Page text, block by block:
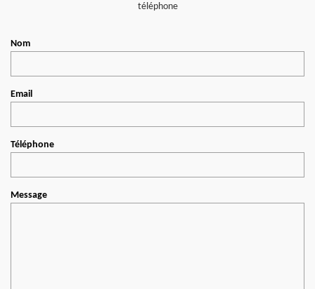
téléphone
Nom
Email
Téléphone
Message